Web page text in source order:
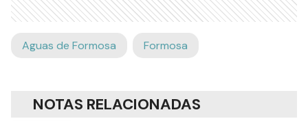
Aguas de Formosa Formosa
NOTAS RELACIONADAS